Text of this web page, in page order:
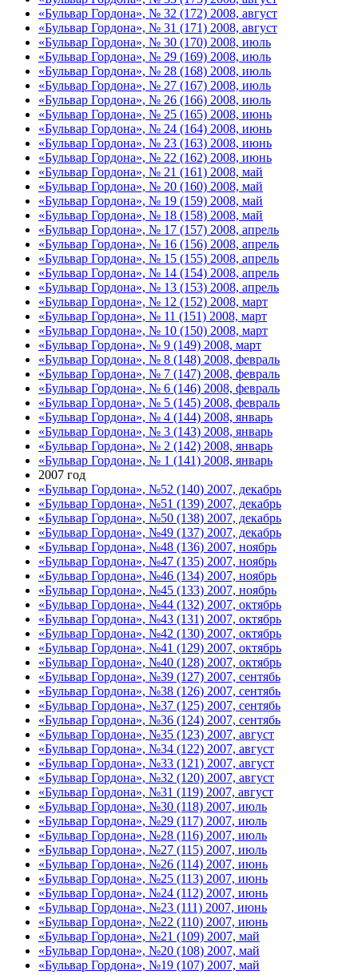
«Бульвар Гордона», № 32 (172) 2008, август
«Бульвар Гордона», № 31 (171) 2008, август
«Бульвар Гордона», № 30 (170) 2008, июль
«Бульвар Гордона», № 29 (169) 2008, июль
«Бульвар Гордона», № 28 (168) 2008, июль
«Бульвар Гордона», № 27 (167) 2008, июль
«Бульвар Гордона», № 26 (166) 2008, июль
«Бульвар Гордона», № 25 (165) 2008, июнь
«Бульвар Гордона», № 24 (164) 2008, июнь
«Бульвар Гордона», № 23 (163) 2008, июнь
«Бульвар Гордона», № 22 (162) 2008, июнь
«Бульвар Гордона», № 21 (161) 2008, май
«Бульвар Гордона», № 20 (160) 2008, май
«Бульвар Гордона», № 19 (159) 2008, май
«Бульвар Гордона», № 18 (158) 2008, май
«Бульвар Гордона», № 17 (157) 2008, апрель
«Бульвар Гордона», № 16 (156) 2008, апрель
«Бульвар Гордона», № 15 (155) 2008, апрель
«Бульвар Гордона», № 14 (154) 2008, апрель
«Бульвар Гордона», № 13 (153) 2008, апрель
«Бульвар Гордона», № 12 (152) 2008, март
«Бульвар Гордона», № 11 (151) 2008, март
«Бульвар Гордона», № 10 (150) 2008, март
«Бульвар Гордона», № 9 (149) 2008, март
«Бульвар Гордона», № 8 (148) 2008, февраль
«Бульвар Гордона», № 7 (147) 2008, февраль
«Бульвар Гордона», № 6 (146) 2008, февраль
«Бульвар Гордона», № 5 (145) 2008, февраль
«Бульвар Гордона», № 4 (144) 2008, январь
«Бульвар Гордона», № 3 (143) 2008, январь
«Бульвар Гордона», № 2 (142) 2008, январь
«Бульвар Гордона», № 1 (141) 2008, январь
2007 год
«Бульвар Гордона», №52 (140) 2007, декабрь
«Бульвар Гордона», №51 (139) 2007, декабрь
«Бульвар Гордона», №50 (138) 2007, декабрь
«Бульвар Гордона», №49 (137) 2007, декабрь
«Бульвар Гордона», №48 (136) 2007, ноябрь
«Бульвар Гордона», №47 (135) 2007, ноябрь
«Бульвар Гордона», №46 (134) 2007, ноябрь
«Бульвар Гордона», №45 (133) 2007, ноябрь
«Бульвар Гордона», №44 (132) 2007, октябрь
«Бульвар Гордона», №43 (131) 2007, октябрь
«Бульвар Гордона», №42 (130) 2007, октябрь
«Бульвар Гордона», №41 (129) 2007, октябрь
«Бульвар Гордона», №40 (128) 2007, октябрь
«Бульвар Гордона», №39 (127) 2007, сентябь
«Бульвар Гордона», №38 (126) 2007, сентябь
«Бульвар Гордона», №37 (125) 2007, сентябь
«Бульвар Гордона», №36 (124) 2007, сентябь
«Бульвар Гордона», №35 (123) 2007, август
«Бульвар Гордона», №34 (122) 2007, август
«Бульвар Гордона», №33 (121) 2007, август
«Бульвар Гордона», №32 (120) 2007, август
«Бульвар Гордона», №31 (119) 2007, август
«Бульвар Гордона», №30 (118) 2007, июль
«Бульвар Гордона», №29 (117) 2007, июль
«Бульвар Гордона», №28 (116) 2007, июль
«Бульвар Гордона», №27 (115) 2007, июль
«Бульвар Гордона», №26 (114) 2007, июнь
«Бульвар Гордона», №25 (113) 2007, июнь
«Бульвар Гордона», №24 (112) 2007, июнь
«Бульвар Гордона», №23 (111) 2007, июнь
«Бульвар Гордона», №22 (110) 2007, июнь
«Бульвар Гордона», №21 (109) 2007, май
«Бульвар Гордона», №20 (108) 2007, май
«Бульвар Гордона», №19 (107) 2007, май